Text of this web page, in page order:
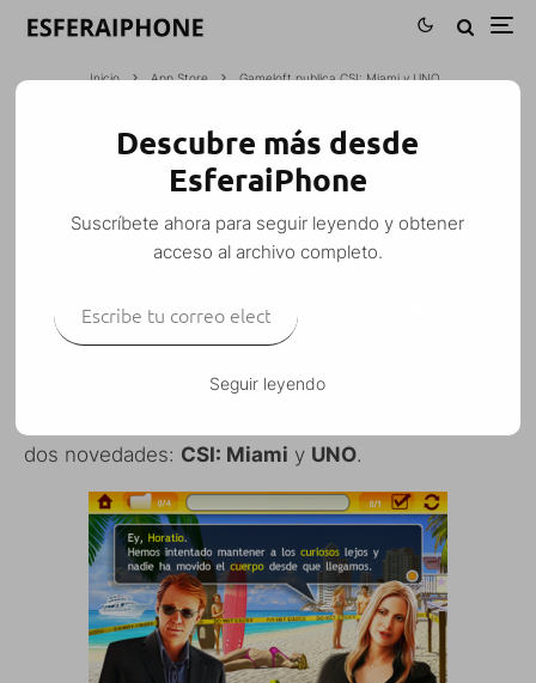
Inicio App Store Gameloft publica CSI: Miami y UNO
GAMELOFT PUBLICA CSI: MIAMI Y UNO
M. Alejandro W. García Fuentes (Esfera)
App Store
iPhone iPhone 3G Juegos Noticias · 18 noviembre, 2008
·
1 Minuto de lectura
Hacía tiempo que no salía ningún juego de
dos novedades: CSI: Miami y UNO.
Descubre más desde
EsferaiPhone
Suscríbete ahora para seguir leyendo y obtener
acceso al archivo completo.
Seguir leyendo